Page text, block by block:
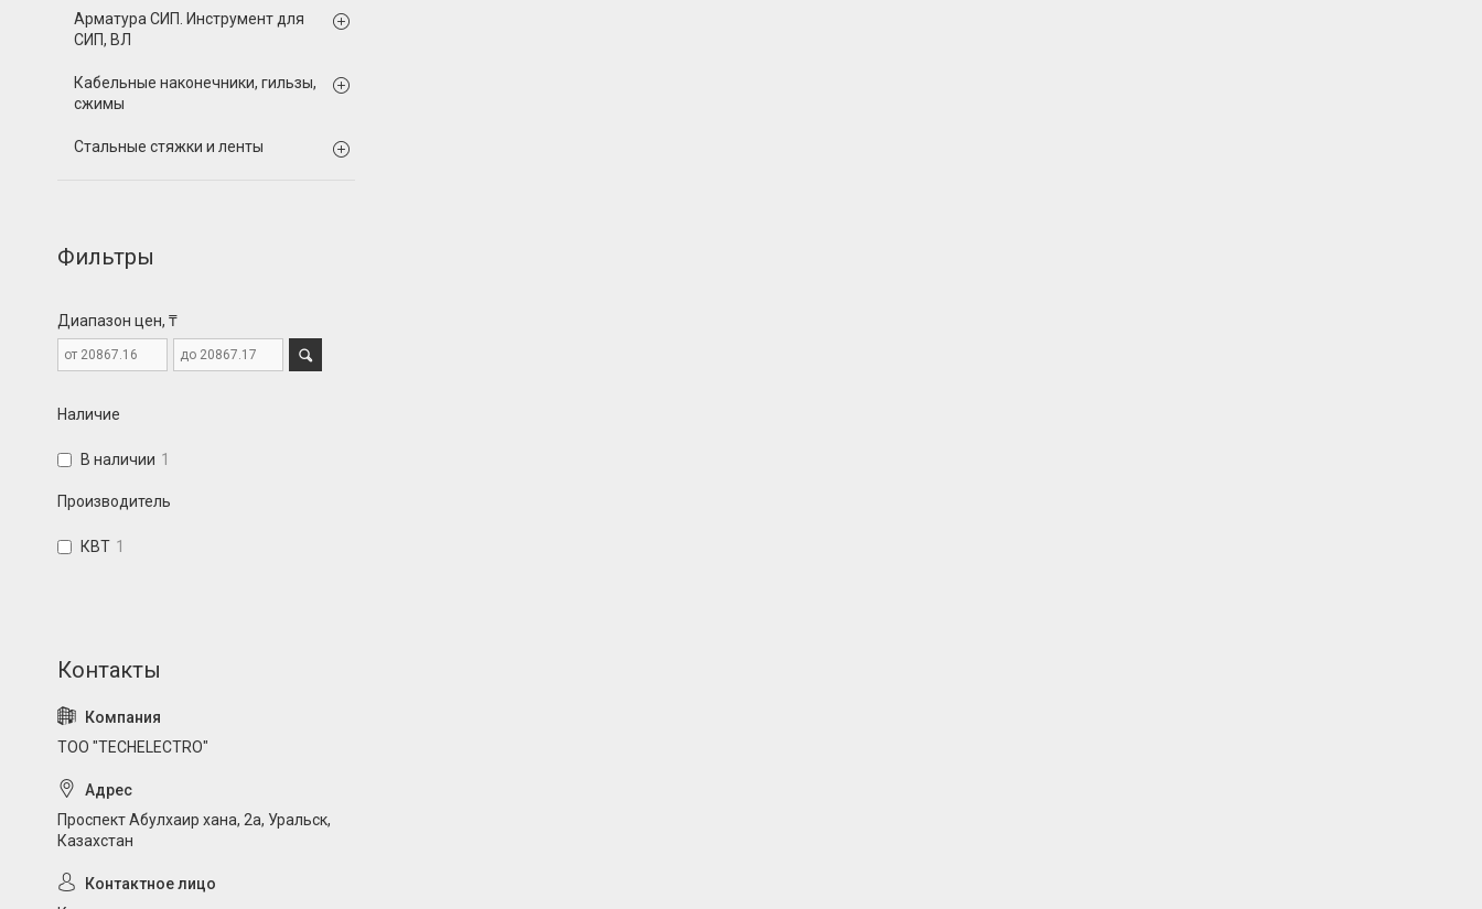
Арматура СИП. Инструмент для
СИП, ВЛ
Кабельные наконечники, гильзы,
сжимы
Стальные стяжки и ленты
Фильтры
Диапазон цен, ₸
Наличие
В наличии 1
Производитель
КВТ 1
ТОО "TECHELECTRO"
Проспект Абулхаир хана, 2а, Уральск,
Казахстан